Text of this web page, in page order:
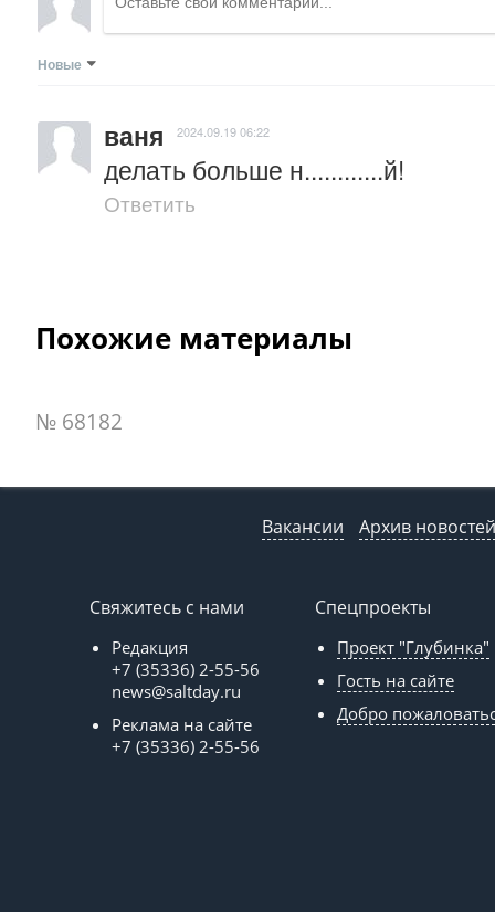
Новые
ваня 2024.09.19 06:22
делать больше н............й!
Ответить
Похожие материалы
№ 68182
Вакансии Архив новостей
Свяжитесь с нами
Редакция
+7 (35336) 2-55-56
news@saltday.ru
Реклама на сайте
+7 (35336) 2-55-56
Спецпроекты
Проект "Глубинка"
Гость на сайте
Добро